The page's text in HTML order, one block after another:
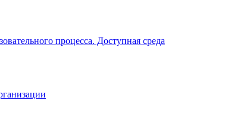
процесса. Доступная среда